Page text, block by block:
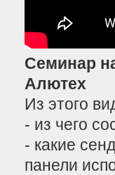
Семинар
Алютех
Из этого
- из чего
- какие
панели